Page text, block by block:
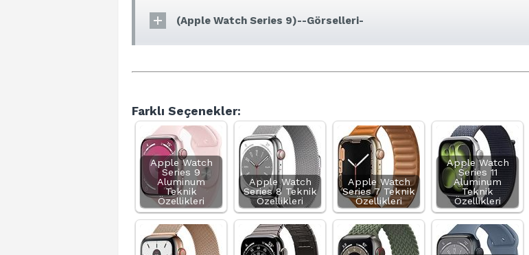
(Apple Watch Series 9)--Görselleri-
Farklı Seçenekler:
Apple Watch
Series 9
Aluminum
Teknik
Özellikleri
Apple Watch
Series 8 Teknik
Özellikleri
Apple Watch
Series 7 Teknik
Özellikleri
Apple Watch
Series 11
Aluminum
Teknik
Özellikleri